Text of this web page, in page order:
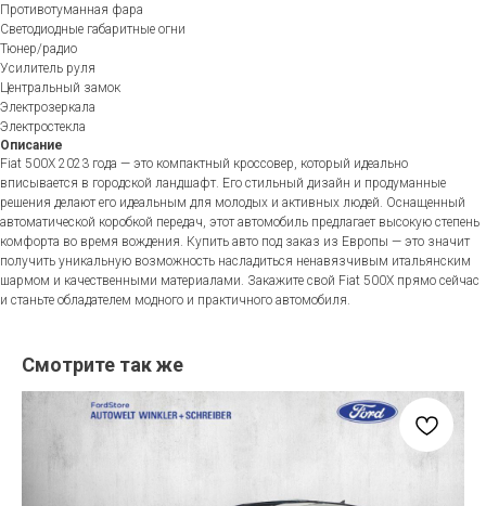
Противотуманная фара
Светодиодные габаритные огни
Тюнер/радио
Усилитель руля
Центральный замок
Электрозеркала
Электростекла
Описание
Fiat 500X 2023 года — это компактный кроссовер, который идеально
вписывается в городской ландшафт. Его стильный дизайн и продуманные
решения делают его идеальным для молодых и активных людей. Оснащенный
автоматической коробкой передач, этот автомобиль предлагает высокую степень
комфорта во время вождения. Купить авто под заказ из Европы — это значит
получить уникальную возможность насладиться ненавязчивым итальянским
шармом и качественными материалами. Закажите свой Fiat 500X прямо сейчас
и станьте обладателем модного и практичного автомобиля.
Смотрите так же